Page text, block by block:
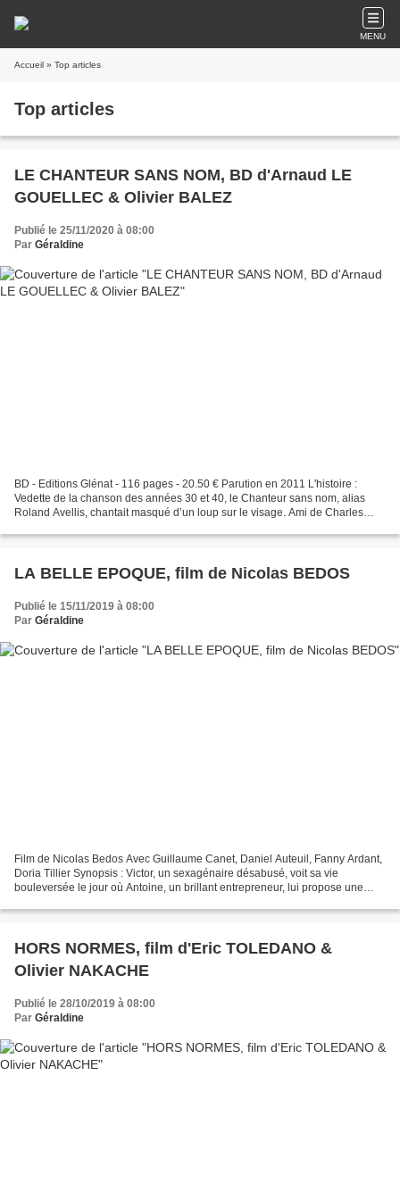
MENU
Accueil » Top articles
Top articles
LE CHANTEUR SANS NOM, BD d'Arnaud LE
GOUELLEC & Olivier BALEZ
Publié le 25/11/2020 à 08:00
Par Géraldine
BD - Editions Glénat - 116 pages - 20.50 € Parution en 2011 L'histoire :
Vedette de la chanson des années 30 et 40, le Chanteur sans nom, alias
Roland Avellis, chantait masqué d’un loup sur le visage. Ami de Charles
LA BELLE EPOQUE, film de Nicolas BEDOS
Publié le 15/11/2019 à 08:00
Par Géraldine
Film de Nicolas Bedos Avec Guillaume Canet, Daniel Auteuil, Fanny Ardant,
Doria Tillier Synopsis : Victor, un sexagénaire désabusé, voit sa vie
bouleversée le jour où Antoine, un brillant entrepreneur, lui propose une
HORS NORMES, film d'Eric TOLEDANO &
Olivier NAKACHE
Publié le 28/10/2019 à 08:00
Par Géraldine